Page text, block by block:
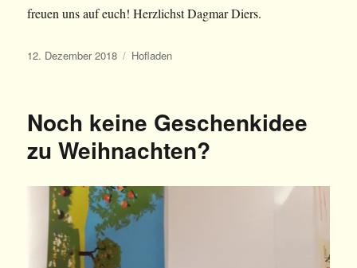
freuen uns auf euch! Herzlichst Dagmar Diers.
Veröffentlicht
12. Dezember 2018 Kategorien
Hofladen
Noch keine Geschenkidee
zu Weihnachten?